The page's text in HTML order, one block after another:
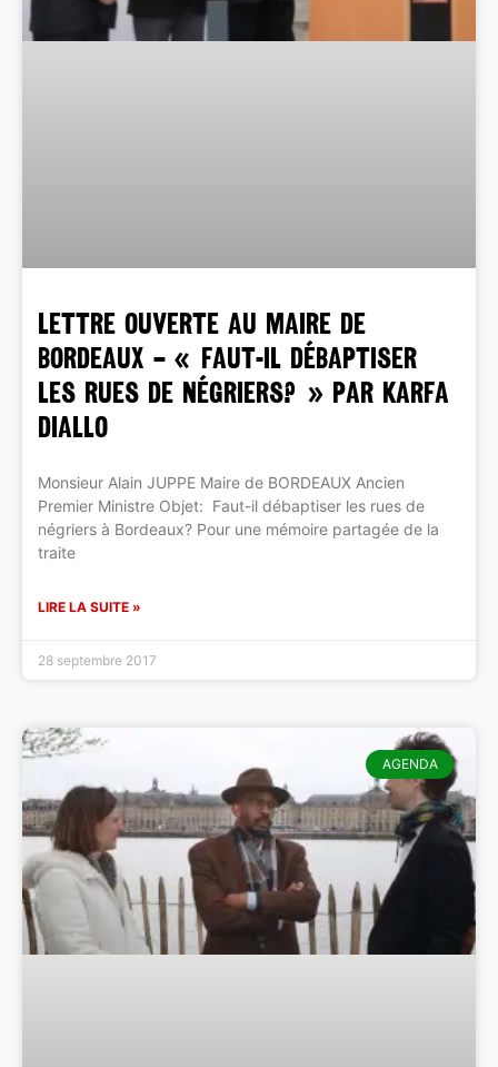
LETTRE OUVERTE AU MAIRE DE
BORDEAUX – « Faut-il débaptiser
les rues de négriers? » par Karfa
DIALLO
Monsieur Alain JUPPE Maire de BORDEAUX Ancien
Premier Ministre Objet: Faut-il débaptiser les rues de
négriers à Bordeaux? Pour une mémoire partagée de la
traite
LIRE LA SUITE »
28 septembre 2017
AGENDA